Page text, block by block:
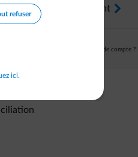
paiement arrow-right
Pas encore de compte ?
refuser
ici.